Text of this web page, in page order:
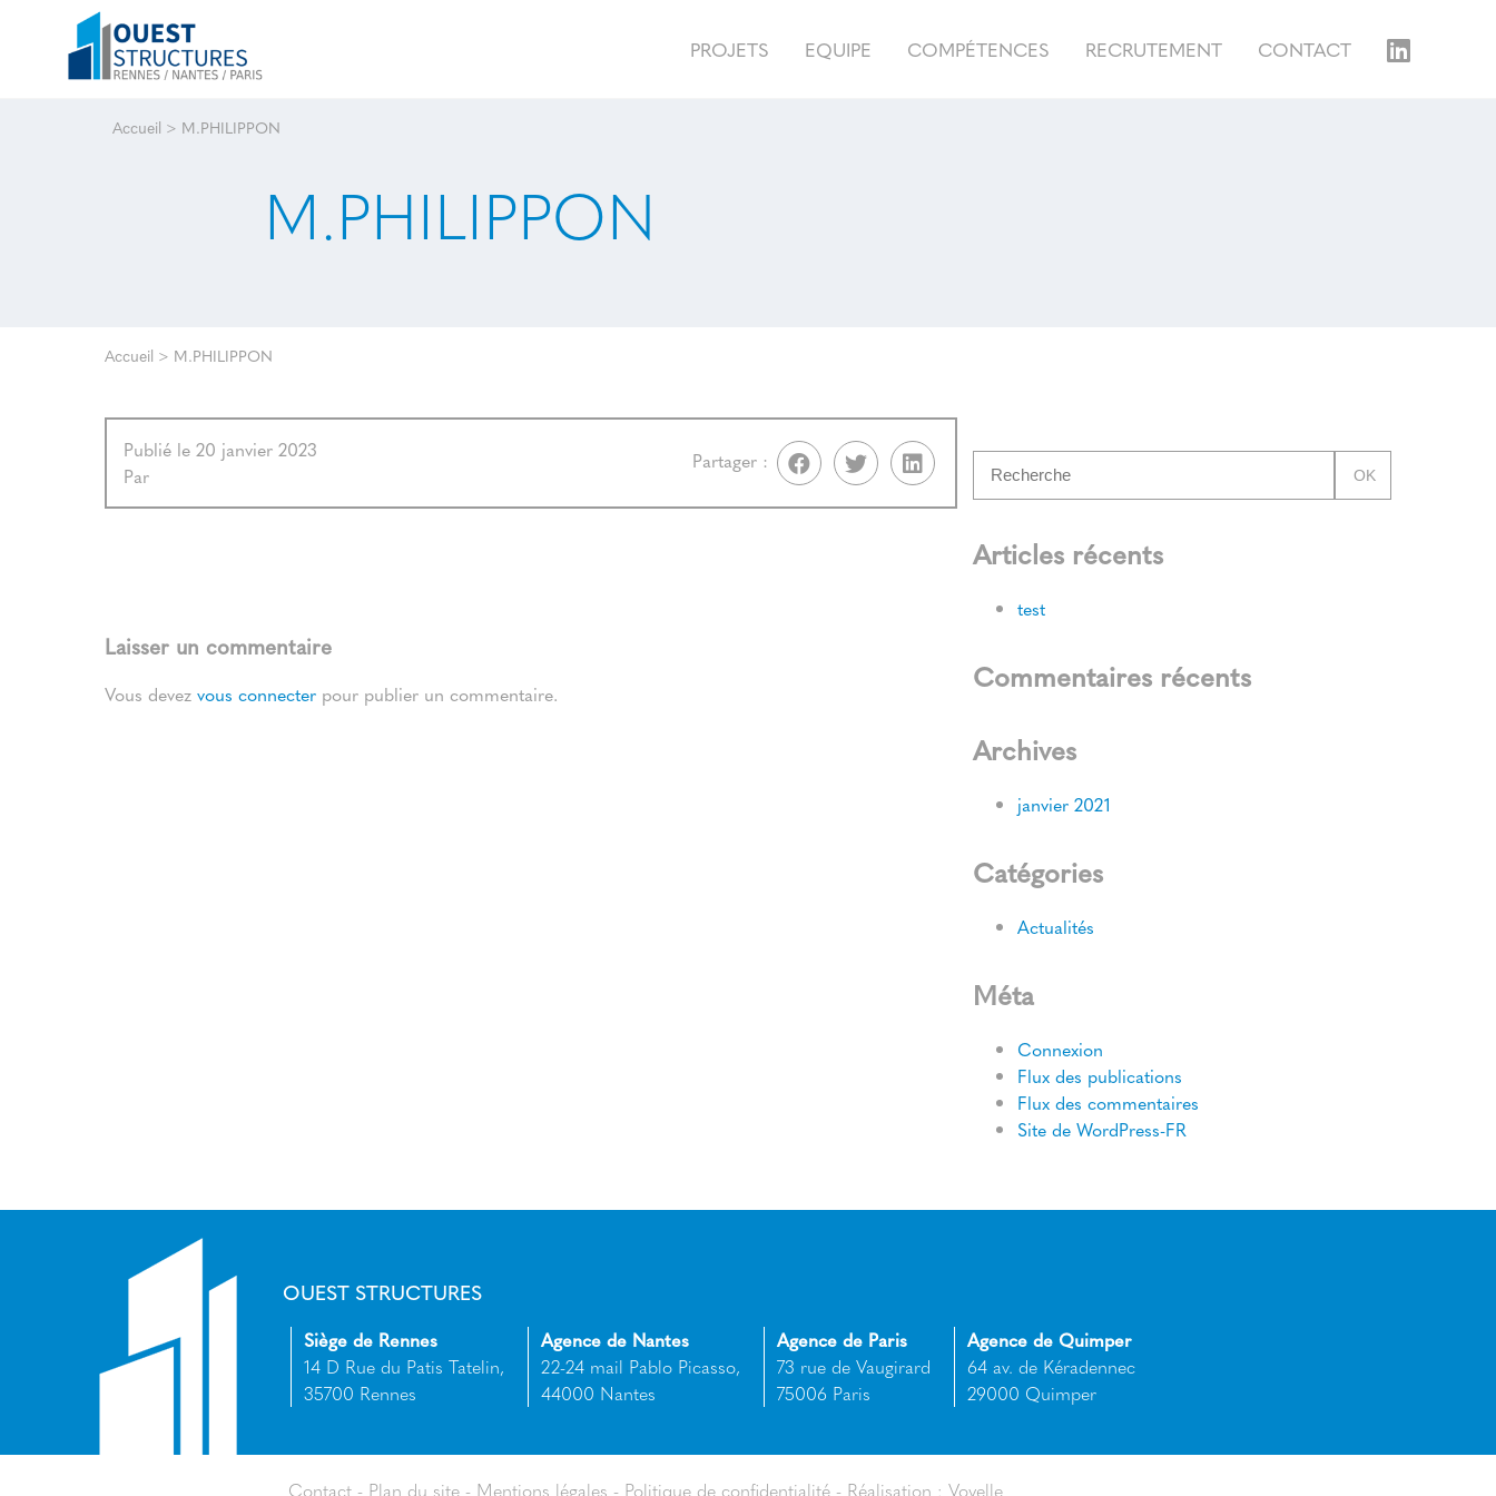
PROJETS EQUIPE COMPÉTENCES RECRUTEMENT CONTACT
Accueil > M.PHILIPPON
M.PHILIPPON
Accueil > M.PHILIPPON
Publié le 20 janvier 2023
Par
Partager :
Laisser un commentaire
Vous devez vous connecter pour publier un commentaire.
OK
Articles récents
test
Commentaires récents
Archives
janvier 2021
Catégories
Actualités
Méta
Connexion
Flux des publications
Flux des commentaires
Site de WordPress-FR
OUEST STRUCTURES
Siège de Rennes
14 D Rue du Patis Tatelin,
35700 Rennes
Agence de Nantes
22-24 mail Pablo Picasso,
44000 Nantes
Agence de Paris
73 rue de Vaugirard
75006 Paris
Agence de Quimper
64 av. de Kéradennec
29000 Quimper
Contact Plan du site Mentions légales Politique de confidentialité Réalisation : Voyelle